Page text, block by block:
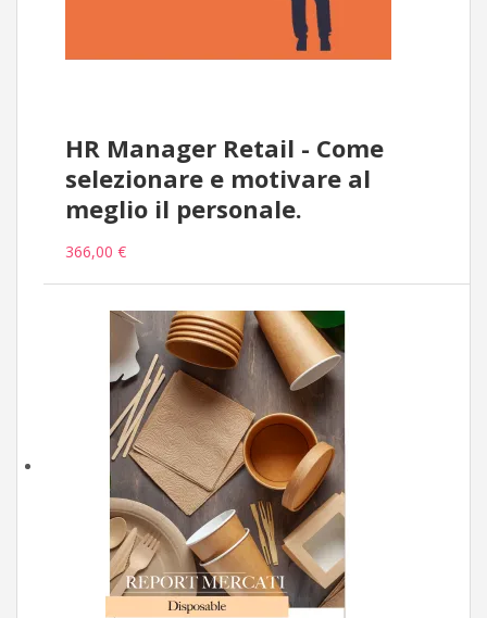
HR Manager Retail - Come
selezionare e motivare al
meglio il personale.
366,00 €